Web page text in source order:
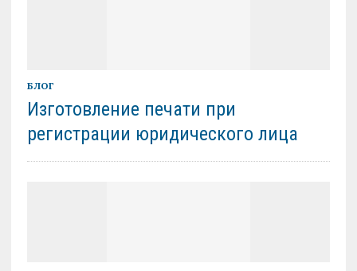
БЛОГ
Изготовление печати при
регистрации юридического лица